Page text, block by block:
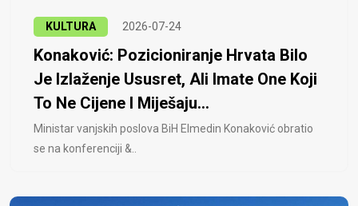
KULTURA 2026-07-24
Konaković: Pozicioniranje Hrvata Bilo
Je Izlaženje Ususret, Ali Imate One Koji
To Ne Cijene I Miješaju...
Ministar vanjskih poslova BiH Elmedin Konaković obratio
se na konferenciji &..